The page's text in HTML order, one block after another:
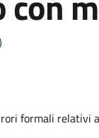
)
formali relativi